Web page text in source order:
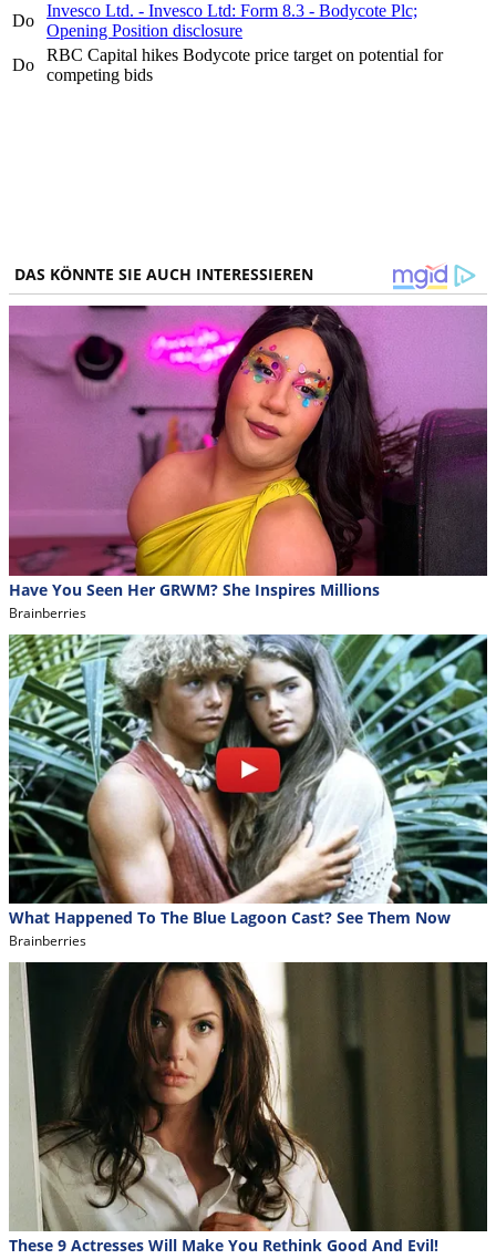
Do
Invesco Ltd. - Invesco Ltd: Form 8.3 - Bodycote Plc;
Opening Position disclosure
Do
RBC Capital hikes Bodycote price target on potential for
competing bids